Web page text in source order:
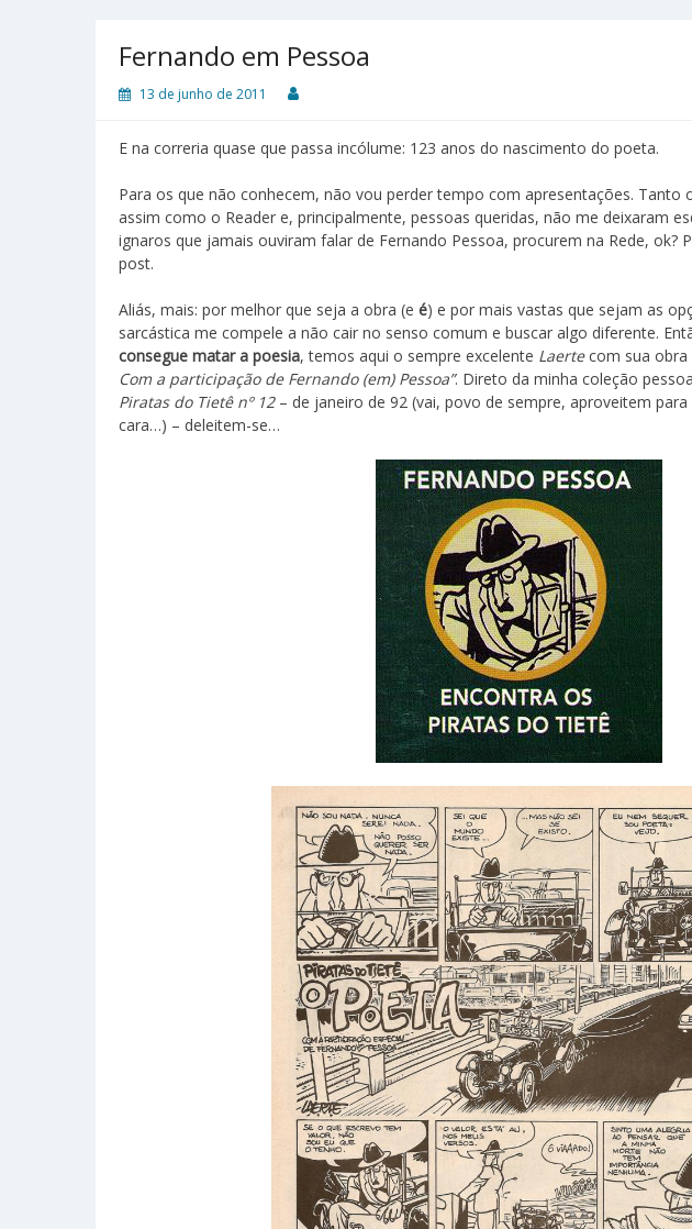
Fernando em Pessoa
13 de junho de 2011
E na correria quase que passa incólume: 123 anos do nascimento do poeta.
Para os que não conhecem, não vou perder tempo com apresentações. Tanto
assim como o Reader e, principalmente, pessoas queridas, não me deixaram
ignaros que jamais ouviram falar de Fernando Pessoa, procurem na Rede, ok?
post.
Aliás, mais: por melhor que seja a obra (e é) e por mais vastas que sejam as
sarcástica me compele a não cair no senso comum e buscar algo diferente.
consegue matar a poesia, temos aqui o sempre excelente Laertecom sua obra
Com a participação de Fernando (em) Pessoa”. Direto da minha coleção
Piratas do Tietê nº 12– de janeiro de 92 (vai, povo de sempre, aproveitem
cara…) – deleitem-se…